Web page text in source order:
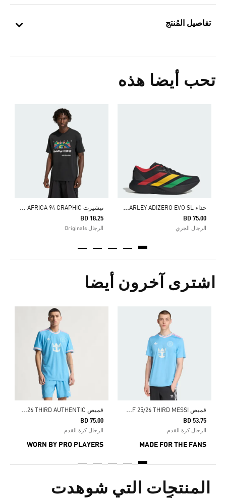
تفاصيل المُنتج
تحب أيضا هذه
ح
ذاء JAMAICA 26 X BOB MARLEY ADIZERO EVO SL
BD 75.00
الرجال الجري
ت
يشيرت ARCHIVE AFRICA 94 GRAPHIC
BD 18.25
الرجال Originals
اشترى آخرون أيضا
ق
ميص INTER MIAMI CF 25/26 THIRD MESSI
BD 53.75
الرجال كرة القدم
MADE FOR THE FANS
ق
ميص INTER MIAMI CF 25/26 THIRD AUTHENTIC
BD 75.00
الرجال كرة القدم
WORN BY PRO PLAYERS
المنتجات التي شوهدت